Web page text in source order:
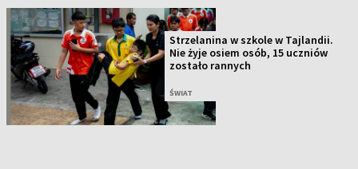
Strzelanina w szkole w Tajlandii.
Nie żyje osiem osób, 15 uczniów
zostało rannych
ŚWIAT